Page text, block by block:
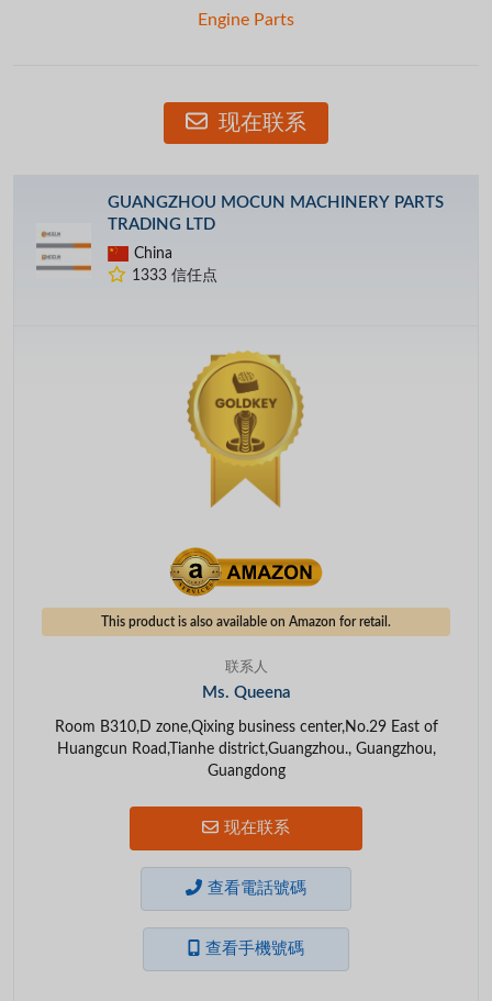
Engine Parts
现在联系
GUANGZHOU MOCUN MACHINERY PARTS
TRADING LTD
China
1333 信任点
This product is also available on Amazon for retail.
联系人
Ms. Queena
Room B310,D zone,Qixing business center,No.29 East of
Huangcun Road,Tianhe district,Guangzhou., Guangzhou,
Guangdong
现在联系
查看電話號碼
查看手機號碼